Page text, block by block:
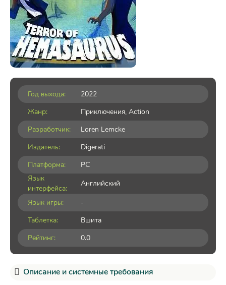
Год выхода:
2022
Жанр:
Приключения, Action
Разработчик:
Loren Lemcke
Издатель:
Digerati
Платформа:
PC
Язык
интерфейса:
Английский
Язык игры:
-
Таблетка:
Вшита
Рейтинг:
0.0
Описание и системные требования